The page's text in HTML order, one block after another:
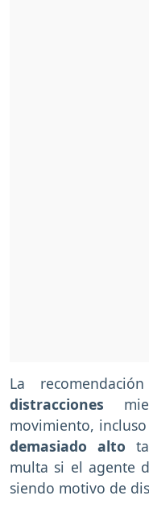
La
distracciones
movimiento,
demasiado alto
multa si el agente
siendo motivo de